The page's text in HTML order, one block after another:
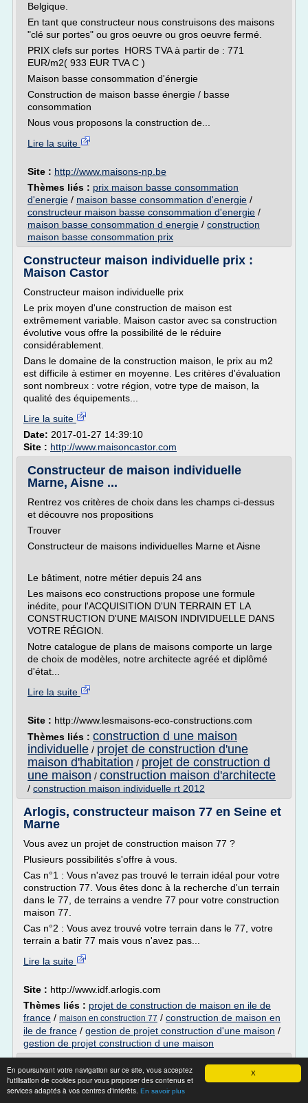
X
En poursuivant votre navigation sur ce site, vous acceptez
l'utilisation de cookies pour vous proposer des contenus et
services adaptés à vos centres d'intérêts. En savoir plus
Belgique.
En tant que constructeur nous construisons des maisons
"clé sur portes" ou gros oeuvre ou gros oeuvre fermé.
PRIX clefs sur portes HORS TVA à partir de : 771
EUR/m2( 933 EUR TVA C )
Maison basse consommation d'énergie
Construction de maison basse énergie / basse
consommation
Nous vous proposons la construction de...
Lire la suite
Site : http://www.maisons-np.be
Thèmes liés : prix maison basse consommation
d'energie / maison basse consommation d'energie /
constructeur maison basse consommation d'energie /
maison basse consommation d energie / construction
maison basse consommation prix
Constructeur maison individuelle prix :
Maison Castor
Constructeur maison individuelle prix
Le prix moyen d'une construction de maison est
extrêmement variable. Maison castor avec sa construction
évolutive vous offre la possibilité de le réduire
considérablement.
Dans le domaine de la construction maison, le prix au m2
est difficile à estimer en moyenne. Les critères d'évaluation
sont nombreux : votre région, votre type de maison, la
qualité des équipements...
Lire la suite
Date: 2017-01-27 14:39:10
Site : http://www.maisoncastor.com
Constructeur de maison individuelle
Marne, Aisne ...
Rentrez vos critères de choix dans les champs ci-dessus
et découvre nos propositions
Trouver
Constructeur de maisons individuelles Marne et Aisne
Le bâtiment, notre métier depuis 24 ans
Les maisons eco constructions propose une formule
inédite, pour l'ACQUISITION D'UN TERRAIN ET LA
CONSTRUCTION D'UNE MAISON INDIVIDUELLE DANS
VOTRE RÉGION.
Notre catalogue de plans de maisons comporte un large
de choix de modèles, notre architecte agréé et diplômé
d'état...
Lire la suite
Site : http://www.lesmaisons-eco-constructions.com
Thèmes liés : construction d une maison
individuelle / projet de construction d'une
maison d'habitation / projet de construction d
une maison / construction maison d'architecte
/ construction maison individuelle rt 2012
Arlogis, constructeur maison 77 en Seine et
Marne
Vous avez un projet de construction maison 77 ?
Plusieurs possibilités s'offre à vous.
Cas n°1 : Vous n'avez pas trouvé le terrain idéal pour votre
construction 77. Vous êtes donc à la recherche d'un terrain
dans le 77, de terrains a vendre 77 pour votre construction
maison 77.
Cas n°2 : Vous avez trouvé votre terrain dans le 77, votre
terrain a batir 77 mais vous n'avez pas...
Lire la suite
Site : http://www.idf.arlogis.com
Thèmes liés : projet de construction de maison en ile de
france / maison en construction 77 / construction de maison en
ile de france / gestion de projet construction d'une maison /
gestion de projet construction d une maison
Prix moyen de la construction d'une
maison neuve de 100m2
Professionnels bâtiment